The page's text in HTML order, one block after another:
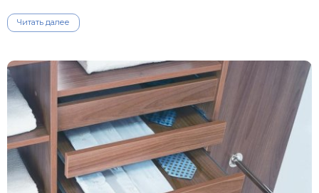
Читать далее